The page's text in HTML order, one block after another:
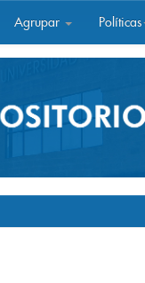
Agrupar Políticas